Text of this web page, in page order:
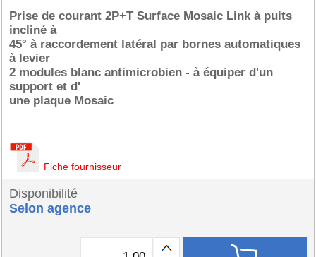
Prise de courant 2P+T Surface Mosaic Link à puits
incliné à
45° à raccordement latéral par bornes automatiques
à levier
2 modules blanc antimicrobien - à équiper d'un
support et d'
une plaque Mosaic
Fiche fournisseur
Disponibilité
Selon agence